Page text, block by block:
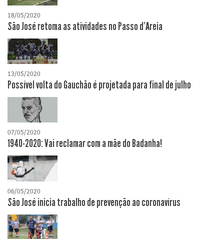
18/05/2020
São José retoma as atividades no Passo d'Areia
13/05/2020
Possível volta do Gauchão é projetada para final de julho
07/05/2020
1940-2020: Vai reclamar com a mãe do Badanha!
06/05/2020
São José inicia trabalho de prevenção ao coronavírus